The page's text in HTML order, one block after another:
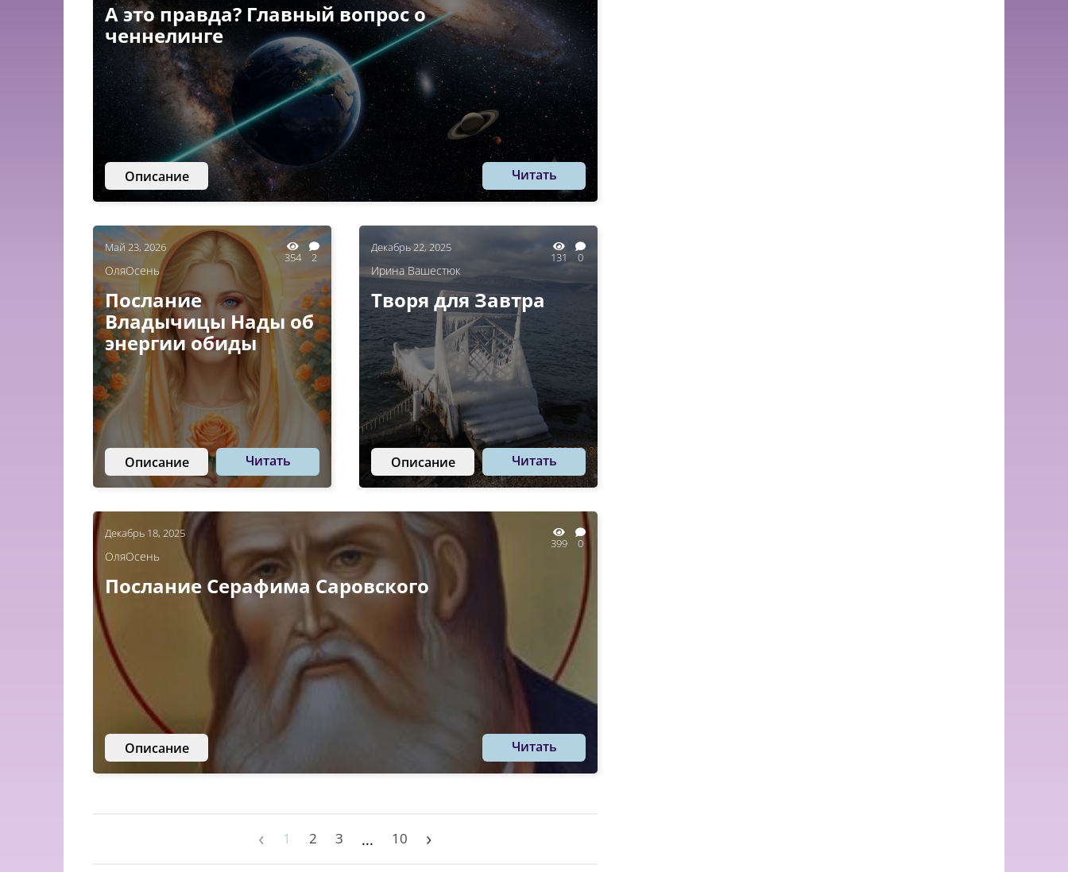
А это правда? Главный вопрос о
ченнелинге
Описание Читать
Май 23, 2026
354 2
ОляОсень
Послание
Владычицы Нады об
энергии обиды
Описание Читать
Декабрь 22, 2025
131 0
Ирина Вашестюк
Творя для Завтра
Описание Читать
Декабрь 18, 2025
399 0
ОляОсень
Послание Серафима Саровского
Описание Читать
‹ 1 2 3 ... 10 ›